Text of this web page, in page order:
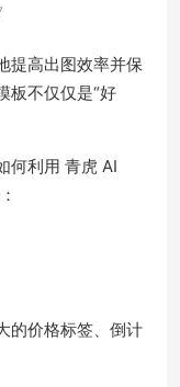
提高出图效率并保
板不仅仅是“好
何利用 青虎 AI
的价格标签、倒计